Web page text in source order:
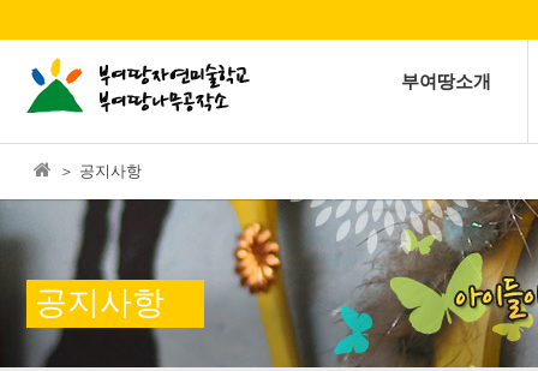
부여땅소개
＞ 공지사항
공지사항
Sketchbook5, 스케치북5
Sketchbook5, 스케치북5